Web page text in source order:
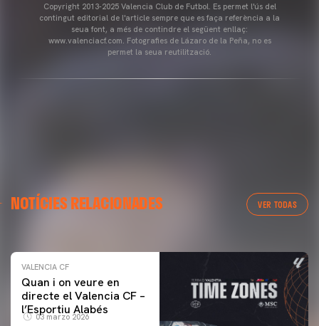
Copyright 2013-2025 Valencia Club de Futbol. Es permet l'ús del
contingut editorial de l'article sempre que es faça referència a la
seua font, a més de contindre el següent enllaç:
www.valenciacf.com. Fotografies de Lázaro de la Peña, no es
permet la seua reutilització.
NOTÍCIES RELACIONADES VER TODAS
ENTRENAMENT DEL VALENCIA CF 04/03/26
VALENCIA CF
Quan i on veure en
directe el Valencia CF –
l’Esportiu Alabés
03 marzo 2026